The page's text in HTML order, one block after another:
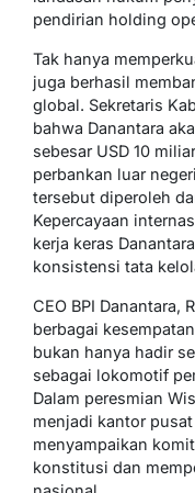
pendirian holding
Tak hanya
juga berhasil
global. Sekretaris
bahwa Danantara
sebesar USD 10
perbankan luar
tersebut diperoleh
Kepercayaan
kerja keras
konsistensi tata
CEO BPI Danantara,
berbagai
bukan hanya hadir
sebagai lokomotif
Dalam peresmian
menjadi kantor
menyampaikan
konstitusi dan